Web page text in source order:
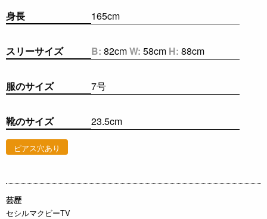
身長 165cm
スリーサイズ B: 82cmW: 58cm H: 88cm
服のサイズ 7号
靴のサイズ 23.5cm
ピアス穴あり
芸歴
セシルマクビーTV